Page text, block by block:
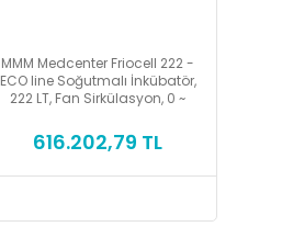
MMM Medcenter Friocell 222 -
ECO line Soğutmalı İnkübatör,
222 LT, Fan Sirkülasyon, 0 ~
Standart Raf
616.202,79 TL